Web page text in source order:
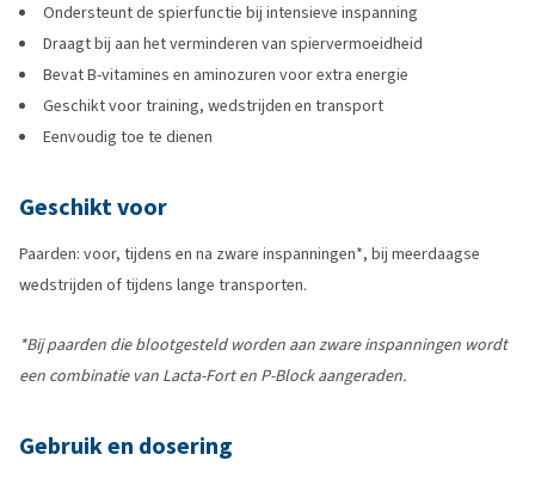
Ondersteunt de spierfunctie bij intensieve inspanning
Draagt bij aan het verminderen van spiervermoeidheid
Bevat B-vitamines en aminozuren voor extra energie
Geschikt voor training, wedstrijden en transport
Eenvoudig toe te dienen
Geschikt voor
Paarden: voor, tijdens en na zware inspanningen*, bij meerdaagse
wedstrijden of tijdens lange transporten.
*Bij paarden die blootgesteld worden aan zware inspanningen wordt
een combinatie van Lacta-Fort en P-Block aangeraden.
Gebruik en dosering